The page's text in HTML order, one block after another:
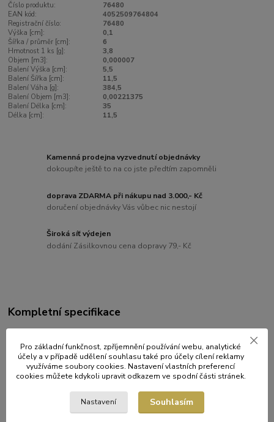
Číslo produktu:
76480
EAN kód:
4052509764804
Registrační číslo:
76480
Výška [cm]:
0,1
Šířka / průměr [cm]:
6
Hmotnost 1 ks [g]:
3,8
Objem [m3]:
0,000007
Balení Výška [cm]:
5,5
Balení Šířka [cm]:
11,5
Balení Váha [g]:
384,5
Balení Objem [m3]:
0,00221375
Balení Délka [cm]:
35
Délka [cm]:
11,5
Kamenná prodejna vyzvednutí objednávky
dokoupíte ještě to na co jste předtím zapomněli
doprava ZDARMA při nákupu nad 3.000,- Kč
doručení objednávky Vás vůbec nic nestojí
Široká síť výdejen
dodání Zásilkovnou cena dopravy 79,- Kč
Kompletní specifikace
Šířka rozložené: cca 110 mm
Výška: 65 mm
Původ zboží
Pro základní funkčnost, zpříjemnění používání webu, analytické
účely a v případě udělení souhlasu také pro účely cílení reklamy
využíváme soubory cookies. Nastavení vlastních preferencí
cookies můžete kdykoli upravit odkazem ve spodní části stránek.
Nastavení Souhlasím